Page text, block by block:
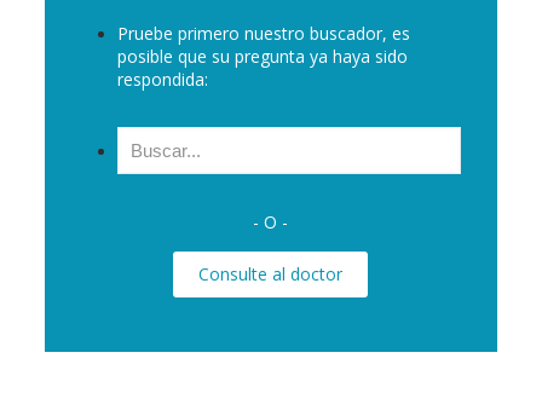
Pruebe primero nuestro buscador, es
posible que su pregunta ya haya sido
respondida:
- O -
Consulte al doctor